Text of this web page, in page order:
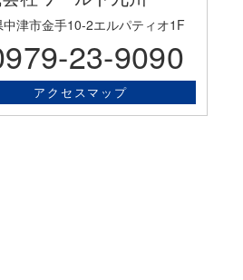
中津市金手10-2エルパティオ1F
23-9090
アクセスマップ